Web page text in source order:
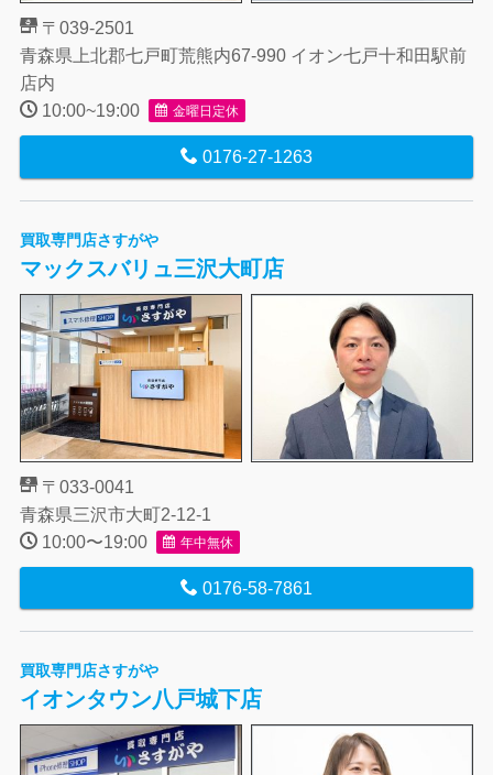
〒039-2501
青森県上北郡七戸町荒熊内67-990 イオン七戸十和田駅前
店内
10:00~19:00
金曜日定休
0176-27-1263
買取専門店さすがや
マックスバリュ三沢大町店
〒033-0041
青森県三沢市大町2-12-1
10:00〜19:00
年中無休
0176-58-7861
買取専門店さすがや
イオンタウン八戸城下店